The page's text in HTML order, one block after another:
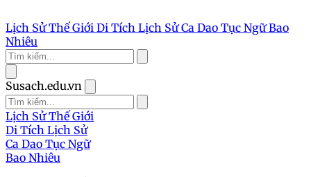
Lịch Sử Thế Giới Di Tích Lịch SửCa Dao Tục NgữBao
Nhiêu
Susach.edu.vn
Lịch Sử Thế Giới
Di Tích Lịch Sử
Ca Dao Tục Ngữ
Bao Nhiêu